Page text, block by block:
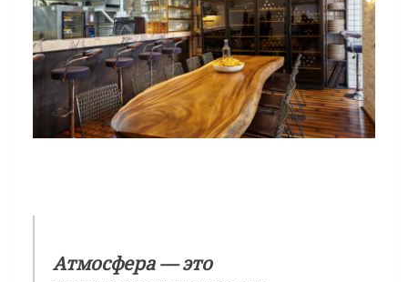
Атмосфера — это